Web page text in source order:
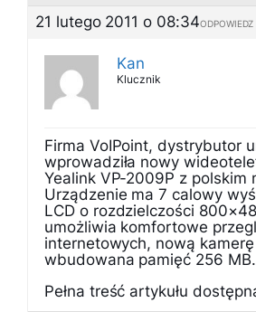
21 lutego 2011 o 08:34ODPOWIEDZ
Kan
Klucznik
Firma VoIPoint, dystrybutor
wprowadziła nowy
Yealink VP-2009P z polskim
Urządzenie ma 7 calowy
LCD o rozdzielczości
umożliwia komfortowe
internetowych, nową kamerę
wbudowana pamięć 256 MB.
Pełna treść artykułu